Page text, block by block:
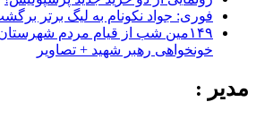
فوری: جواد نکونام به لیگ برتر
۱۴۹مین شب از قیام مردم
خونخواهی رهبر شهید + تصاویر
مدیر :